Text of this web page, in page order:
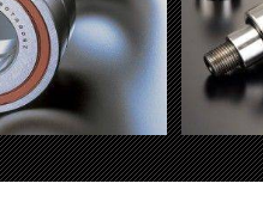
杠支撑轴承